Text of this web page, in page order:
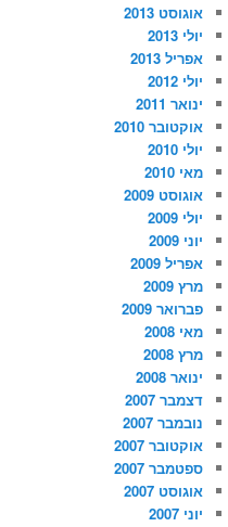
אוגוסט 2013
יולי 2013
אפריל 2013
יולי 2012
ינואר 2011
אוקטובר 2010
יולי 2010
מאי 2010
אוגוסט 2009
יולי 2009
יוני 2009
אפריל 2009
מרץ 2009
פברואר 2009
מאי 2008
מרץ 2008
ינואר 2008
דצמבר 2007
נובמבר 2007
אוקטובר 2007
ספטמבר 2007
אוגוסט 2007
יוני 2007